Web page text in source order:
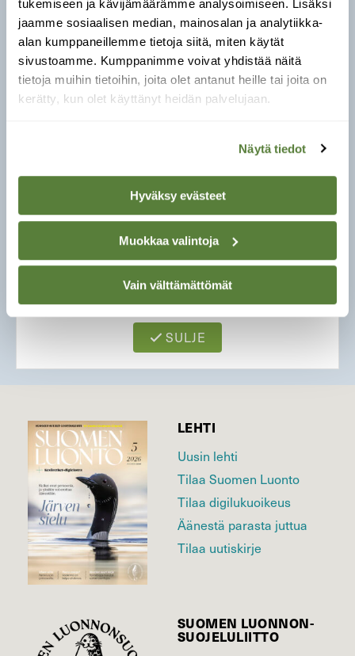
tukemiseen ja kävijämäärämme analysoimiseen. Lisäksi
jaamme sosiaalisen median, mainosalan ja analytiikka-
alan kumppaneillemme tietoja siitä, miten käytät
sivustoamme. Kumppanimme voivat yhdistää näitä
tietoja muihin tietoihin, joita olet antanut heille tai joita on
kerätty, kun olet käyttänyt heidän palvelujaan.
Näytä tiedot
Hyväksy evästeet
Muokkaa valintoja
Vain välttämättömät
eteläpuolella. Suomessa pesii 15000–27000
satakieltä.
Tiesitkö? Satakieli runsastui Suomessa vasta
1950- ja 1960-luvuilta alkaen avomaiden
pensaikoiden lisääntyessä.
00:00 00:00
SULJE
LEHTI
Uusin lehti
Tilaa Suomen Luonto
Tilaa digilukuoikeus
Äänestä parasta juttua
Tilaa uutiskirje
SUOMEN LUONNON­
SUOJELU­LIITTO